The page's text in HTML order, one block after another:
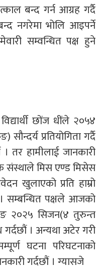
बन्द गर्न आग्रह गर्दै
नगरेमा भोलि आइपर्ने
सम्वन्धित पक्ष हुने
छोंज धींले २०५४
प्रतियोगिता गर्दै
तर हामीलाई जानकारी
संस्थाले मिस एण्ड मिसेस
खुलाएको प्रति हाम्रो
सम्बन्धित पक्षले आजको
२०२५ सिजन(४ तुरुन्त
गर्दछौं । अन्यथा अटेर गरी
घटना परिघटनाको
गर्दछौं । ग्यासजे